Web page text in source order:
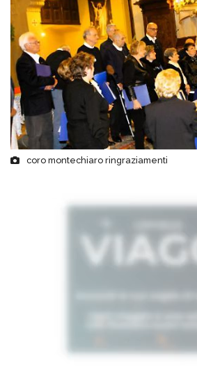
coro montechiaro ringraziamenti